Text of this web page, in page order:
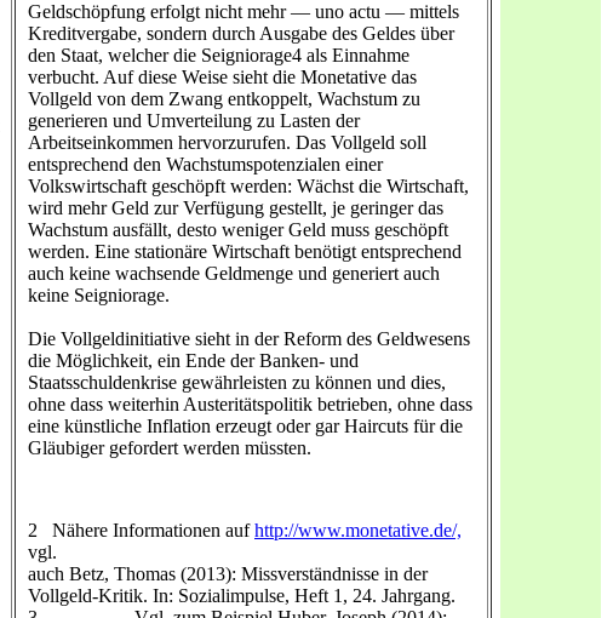
Geldschöpfung erfolgt nicht mehr — uno actu — mittels
Kreditvergabe, sondern durch Ausgabe des Geldes über
den Staat, welcher die Seigniorage4 als Einnahme
verbucht. Auf diese Weise sieht die Monetative das
Vollgeld von dem Zwang entkoppelt, Wachstum zu
generieren und Umverteilung zu Lasten der
Arbeitseinkommen hervorzurufen. Das Vollgeld soll
entsprechend den Wachstumspotenzialen einer
Volkswirtschaft geschöpft werden: Wächst die Wirtschaft,
wird mehr Geld zur Verfügung gestellt, je geringer das
Wachstum ausfällt, desto weniger Geld muss geschöpft
werden. Eine stationäre Wirtschaft benötigt entsprechend
auch keine wachsende Geldmenge und generiert auch
keine Seigniorage.
Die Vollgeldinitiative sieht in der Reform des Geldwesens
die Möglichkeit, ein Ende der Banken- und
Staatsschuldenkrise gewährleisten zu können und dies,
ohne dass weiterhin Austeritätspolitik betrieben, ohne dass
eine künstliche Inflation erzeugt oder gar Haircuts für die
Gläubiger gefordert werden müssten.
2 Nähere Informationen aufhttp://www.monetative.de/,
vgl.
auch Betz, Thomas (2013): Missverständnisse in der
Vollgeld-Kritik. In: Sozialimpulse, Heft 1, 24. Jahrgang.